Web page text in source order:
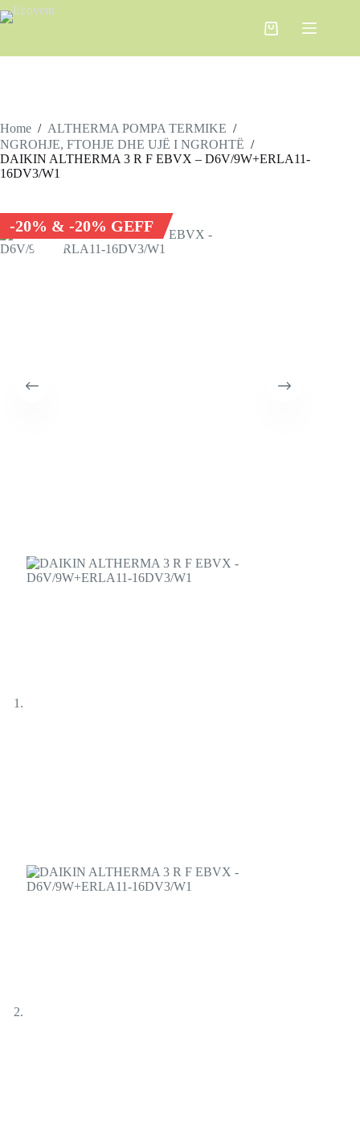
Home / ALTHERMA POMPA TERMIKE /
NGROHJE, FTOHJE DHE UJË I NGROHTË /
DAIKIN ALTHERMA 3 R F ЕBVX – D6V/9W+ERLA11-
16DV3/W1
SALE
-20% & -20% GEFF